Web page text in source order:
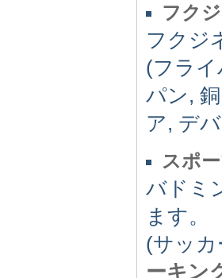
フク
フクジ
(フラ
パン,
ア, デ
スポ
バドミ
ます。
(サッ
ーキン